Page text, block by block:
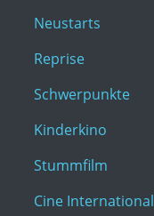
Neustarts
Reprise
Schwerpunkte
Kinderkino
Stummfilm
Cine International